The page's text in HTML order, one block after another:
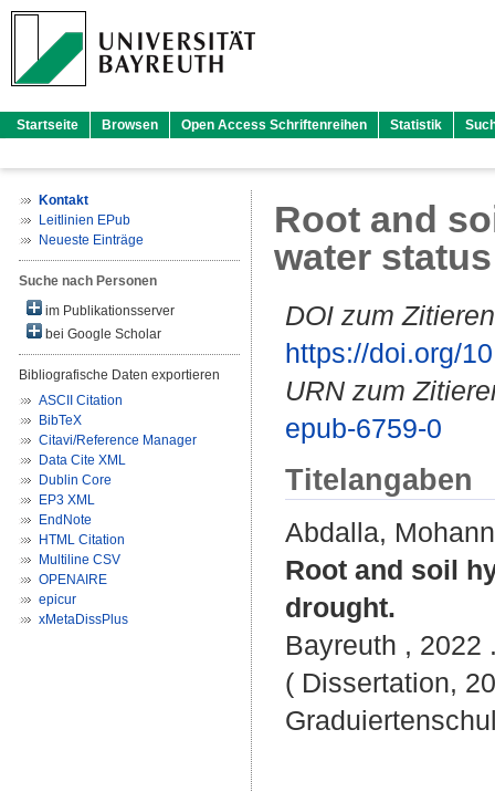
Startseite Browsen Open Access Schriftenreihen Statistik
Kontakt
Leitlinien EPub
Neueste Einträge
Suche nach Personen
im Publikationsserver
bei Google Scholar
Bibliografische Daten exportieren
ASCII Citation
BibTeX
Citavi/Reference Manager
Data Cite XML
Dublin Core
EP3 XML
EndNote
HTML Citation
Multiline CSV
OPENAIRE
epicur
xMetaDissPlus
Root and
water
DOI zum
https://doi.org/
URN zum
epub-6759-0
Titelangaben
Abdalla,
Root and soil
drought.
Bayreuth , 2022
( Dissertation,